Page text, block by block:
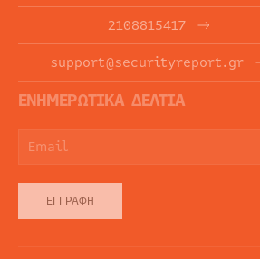
2108815417
support@securityreport.gr
ΕΝΗΜΕΡΩΤΙΚΑ ΔΕΛΤΙΑ
ΕΓΓΡΑΦΉ